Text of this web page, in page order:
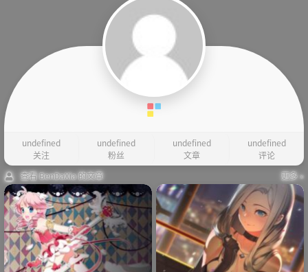
undefined
关注
undefined
粉丝
undefined
文章
undefined
评论
查看 BenDaXia 的文章
更多 »